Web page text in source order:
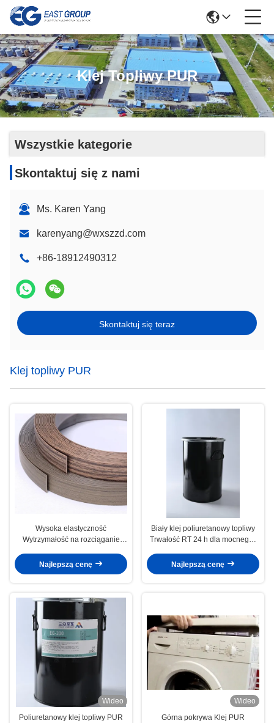
Klej Topliwy PUR
Wszystkie kategorie
Skontaktuj się z nami
Ms. Karen Yang
karenyang@wxszzd.com
+86-18912490312
Skontaktuj się teraz
Klej topliwy PUR
Wysoka elastyczność
Wytrzymałość na rozciąganie
topliwy PUR do Twoich wymagań
Najlepszą cenę
Biały klej poliuretanowy topliwy
Trwałość RT 24 h dla mocnego i
zastosowaniach przemysłowych
Kolor biały
Najlepszą cenę
Wideo
Poliuretanowy klej topliwy PUR
Wideo
Górna pokrywa Klej PUR